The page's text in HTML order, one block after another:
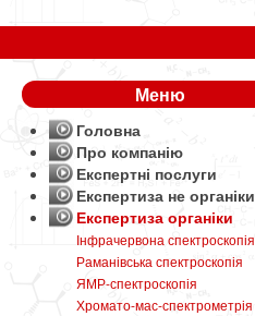
Меню
Головна
Про компанію
Експертні послуги
Експертиза не органіки
Експертиза органіки
Інфрачервона спектроскопія
Раманівська спектроскопія
ЯМР-спектроскопія
Хромато-мас-спектрометрія